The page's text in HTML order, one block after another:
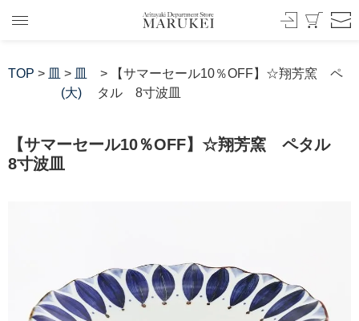
TOP > 皿 > 皿
(大)
> 【サマーセール10％OFF】☆翔芳窯 ペ
タル 8寸波皿
【サマーセール10％OFF】☆翔芳窯 ペタル
8寸波皿